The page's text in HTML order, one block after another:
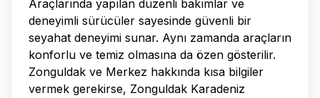
Araçlarında yapılan düzenli bakımlar ve
deneyimli sürücüler sayesinde güvenli bir
seyahat deneyimi sunar. Aynı zamanda araçların
konforlu ve temiz olmasına da özen gösterilir.
Zonguldak ve Merkez hakkında kısa bilgiler
vermek gerekirse, Zonguldak Karadeniz